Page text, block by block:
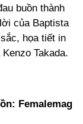
buồn thành
của Baptista
họa tiết in
Takada.
Femalemag